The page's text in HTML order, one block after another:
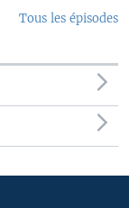
Tous les épisodes